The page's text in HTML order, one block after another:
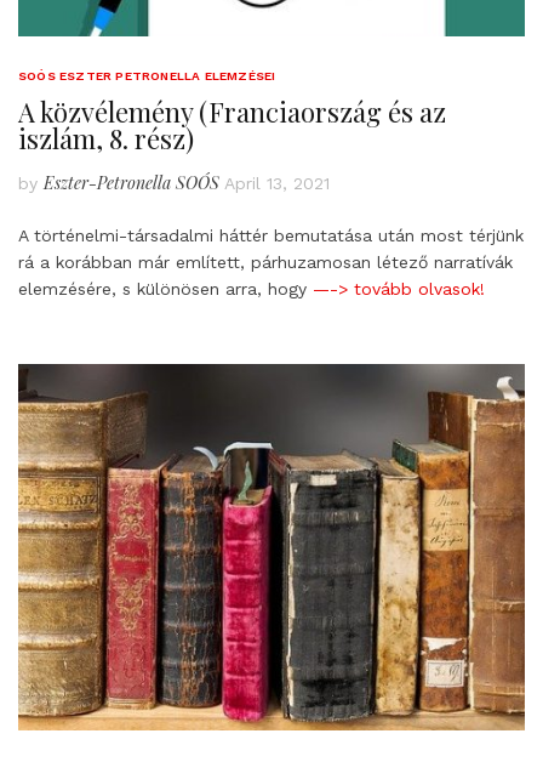
SOÓS ESZTER PETRONELLA ELEMZÉSEI
A közvélemény (Franciaország és az
iszlám, 8. rész)
by Eszter-Petronella SOÓS April 13, 2021
A történelmi-társadalmi háttér bemutatása után most térjünk
rá a korábban már említett, párhuzamosan létező narratívák
elemzésére, s különösen arra, hogy —-> tovább olvasok!